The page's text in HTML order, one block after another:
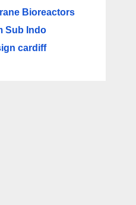
Bioreactors
Sub Indo
cardiff